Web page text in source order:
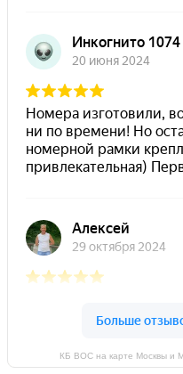
КБ ВОС на карте Москвы и